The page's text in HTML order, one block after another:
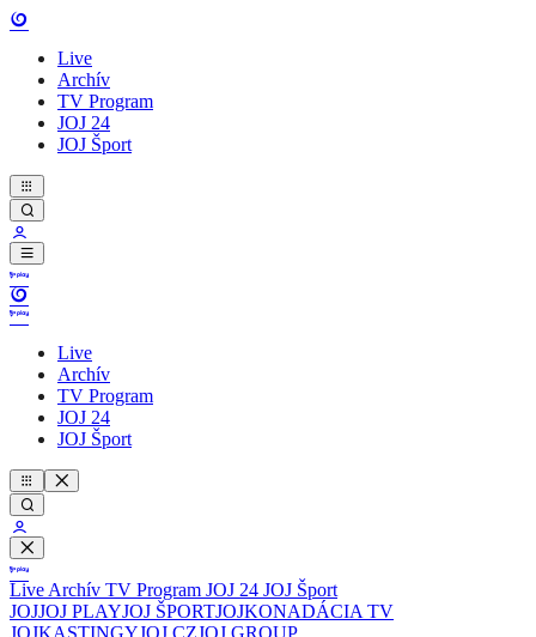
Live
Archív
TV Program
JOJ 24
JOJ Šport
Live
Archív
TV Program
JOJ 24
JOJ Šport
Live Archív TV Program JOJ 24 JOJ Šport
JOJJOJ PLAYJOJ ŠPORTJOJKONADÁCIA TV
JOJKASTINGYJOJ CZJOJ GROUP